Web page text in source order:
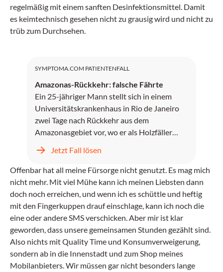
regelmäßig mit einem sanften Desinfektionsmittel. Damit
es keimtechnisch gesehen nicht zu grausig wird und nicht zu
trüb zum Durchsehen.
SYMPTOMA.COM PATIENTENFALL
Amazonas-Rückkehr: falsche Fährte
Ein 25-jähriger Mann stellt sich in einem
Universitätskrankenhaus in Rio de Janeiro
zwei Tage nach Rückkehr aus dem
Amazonasgebiet vor, wo er als Holzfäller
gearbeitet hat.
Jetzt Fall lösen
Offenbar hat all meine Fürsorge nicht genutzt. Es mag mich
nicht mehr. Mit viel Mühe kann ich meinen Liebsten dann
doch noch erreichen, und wenn ich es schüttle und heftig
mit den Fingerkuppen drauf einschlage, kann ich noch die
eine oder andere SMS verschicken. Aber mir ist klar
geworden, dass unsere gemeinsamen Stunden gezählt sind.
Also nichts mit Quality Time und Konsumverweigerung,
sondern ab in die Innenstadt und zum Shop meines
Mobilanbieters. Wir müssen gar nicht besonders lange